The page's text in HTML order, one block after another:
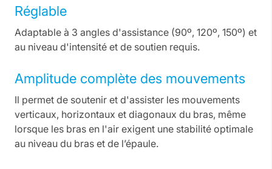
Réglable
Adaptable à 3 angles d'assistance (90º, 120º, 150º) et
au niveau d'intensité et de soutien requis.
Amplitude complète des mouvements
Il permet de soutenir et d'assister les mouvements
verticaux, horizontaux et diagonaux du bras, même
lorsque les bras en l'air exigent une stabilité optimale
au niveau du bras et de l’épaule.